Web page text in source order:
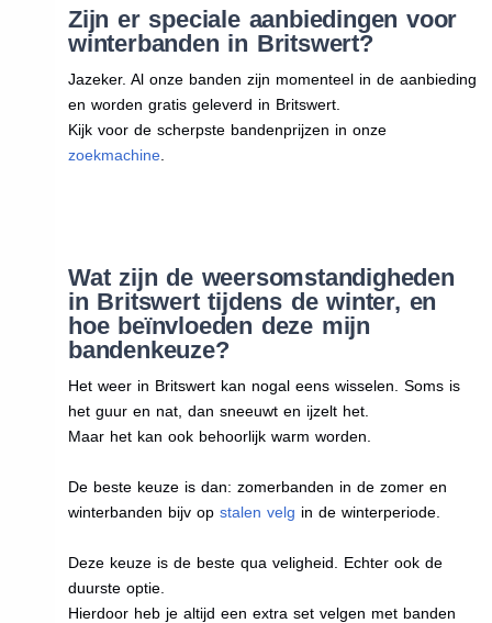
Zijn er speciale aanbiedingen voor
winterbanden in Britswert?
Jazeker. Al onze banden zijn momenteel in de aanbieding
en worden gratis geleverd in Britswert.
Kijk voor de scherpste bandenprijzen in onze
zoekmachine.
Wat zijn de weersomstandigheden
in Britswert tijdens de winter, en
hoe beïnvloeden deze mijn
bandenkeuze?
Het weer in Britswert kan nogal eens wisselen. Soms is
het guur en nat, dan sneeuwt en ijzelt het.
Maar het kan ook behoorlijk warm worden.
De beste keuze is dan: zomerbanden in de zomer en
winterbanden bijv op stalen velg in de winterperiode.
Deze keuze is de beste qua veligheid. Echter ook de
duurste optie.
Hierdoor heb je altijd een extra set velgen met banden